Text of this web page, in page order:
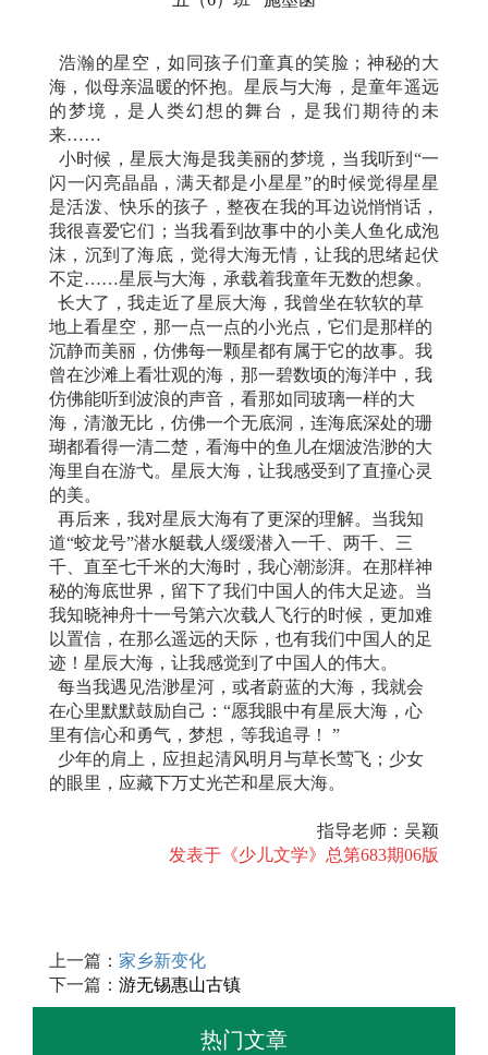
浩瀚的星空，如同孩子们童真的笑脸；神秘的大
海，似母亲温暖的怀抱。星辰与大海 ，是童年遥远
的梦境，是人类幻想的舞台，是我们期待的未
来……
小时候，星辰大海是我美丽的梦境，当我听到“一
闪一闪亮晶晶，满天都是小星星”的时候觉得星星
是活泼、快乐的孩子，整夜在我的耳边说悄悄话，
我很喜爱它们；当我看到故事中的小美人鱼化成泡
沫，沉到了海底，觉得大海无情，让我的思绪起伏
不定……星辰与大海，承载着我童年无数的想象。
长大了，我走近了星辰大海，我曾坐在软软的草
地上看星空，那一点一点的小光点，它们是那样的
沉静而美丽，仿佛每一颗星都有属于它的故事。我
曾在沙滩上看壮观的海，那一碧数顷的海洋中，我
仿佛能听到波浪的声音，看那如同玻璃一样的大
海，清澈无比，仿佛一个无底洞，连海底深处的珊
瑚都看得一清二楚，看海中的鱼儿在烟波浩渺的大
海里自在游弋。星辰大海，让我感受到了直撞心灵
的美。
再后来，我对星辰大海有了更深的理解。当我知
道“蛟龙号”潜水艇载人缓缓潜入一千、两千、三
千、直至七千米的大海时，我心潮澎湃。在那样神
秘的海底世界，留下了我们中国人的伟大足迹。当
我知晓神舟十一号第六次载人飞行的时候，更加难
以置信，在那么遥远的天际，也有我们中国人的足
迹！星辰大海，让我感觉到了中国人的伟大。
每当我遇见浩渺星河，或者蔚蓝的大海，我就会
在心里默默鼓励自己：“愿我眼中有星辰大海，心
里有信心和勇气，梦想，等我追寻！ ”
少年的肩上，应担起清风明月与草长莺飞；少女
的眼里，应藏下万丈光芒和星辰大海。
指导老师：吴颖
发表于《少儿文学》总第683期06版
上一篇： 家乡新变化
下一篇： 游无锡惠山古镇
热门文章